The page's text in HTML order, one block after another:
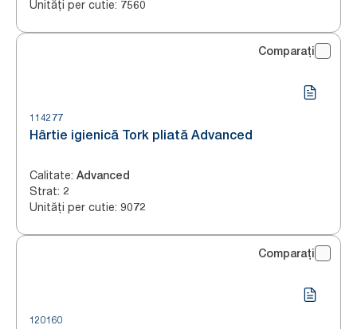
Unități per cutie: 7560
Comparați
114277
Hârtie igienică Tork pliată Advanced
Calitate: Advanced
Strat: 2
Unități per cutie: 9072
Comparați
120160